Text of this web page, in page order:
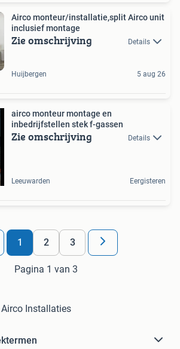
Airco monteur/installatie,split Airco unit
inclusief montage
Zie omschrijving Details
Huijbergen 5 aug 26
airco monteur montage en
inbedrijfstellen stek f-gassen
Zie omschrijving Details
Leeuwarden Eergisteren
1 2 3
Pagina 1 van 3
Installaties